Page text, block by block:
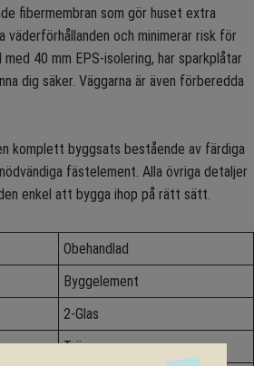
fibermembran som gör huset extra
och minimerar risk för
40 mm EPS-isolering, har sparkplåtar
dig säker. Väggarna är även förberedda
komplett byggsats bestående av färdiga
fästelement. Alla övriga detaljer
enkel att bygga ihop på rätt sätt.
Obehandlad
Byggelement
2-Glas
Trä